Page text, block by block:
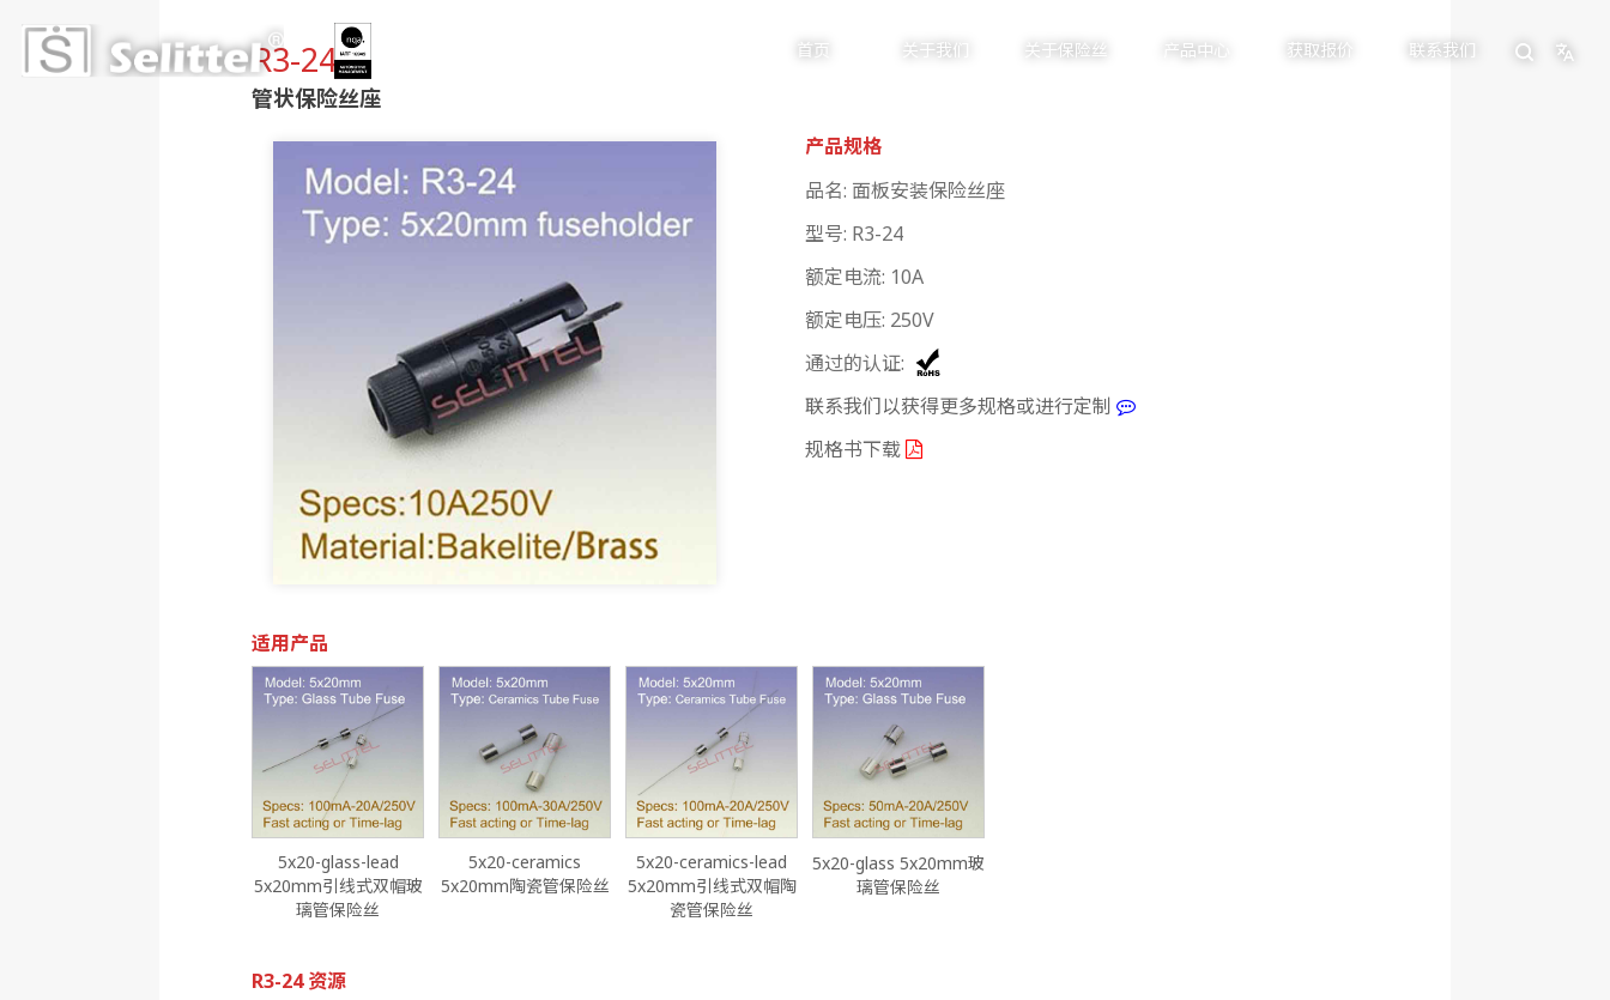
首页 关于我们 关于保险丝 产品中心 获取报价 联系我们
产品中心
PRODUCTS
R3-24
管状保险丝座
产品规格
品名: 面板安装保险丝座
型号: R3-24
额定电流: 10A
额定电压: 250V
通过的认证:
联系我们以获得更多规格或进行定制
规格书下载
适用产品
5x20-glass-lead
5x20mm引线式双帽玻
璃管保险丝
5x20-ceramics
5x20mm陶瓷管保险丝
5x20-ceramics-lead
5x20mm引线式双帽陶
瓷管保险丝
5x20-glass 5x20mm玻
璃管保险丝
R3-24 资源